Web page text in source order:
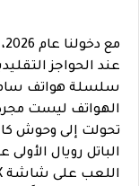
عند الحواجز
الهواتف ليست مجرد
تحولت إلى وحوش